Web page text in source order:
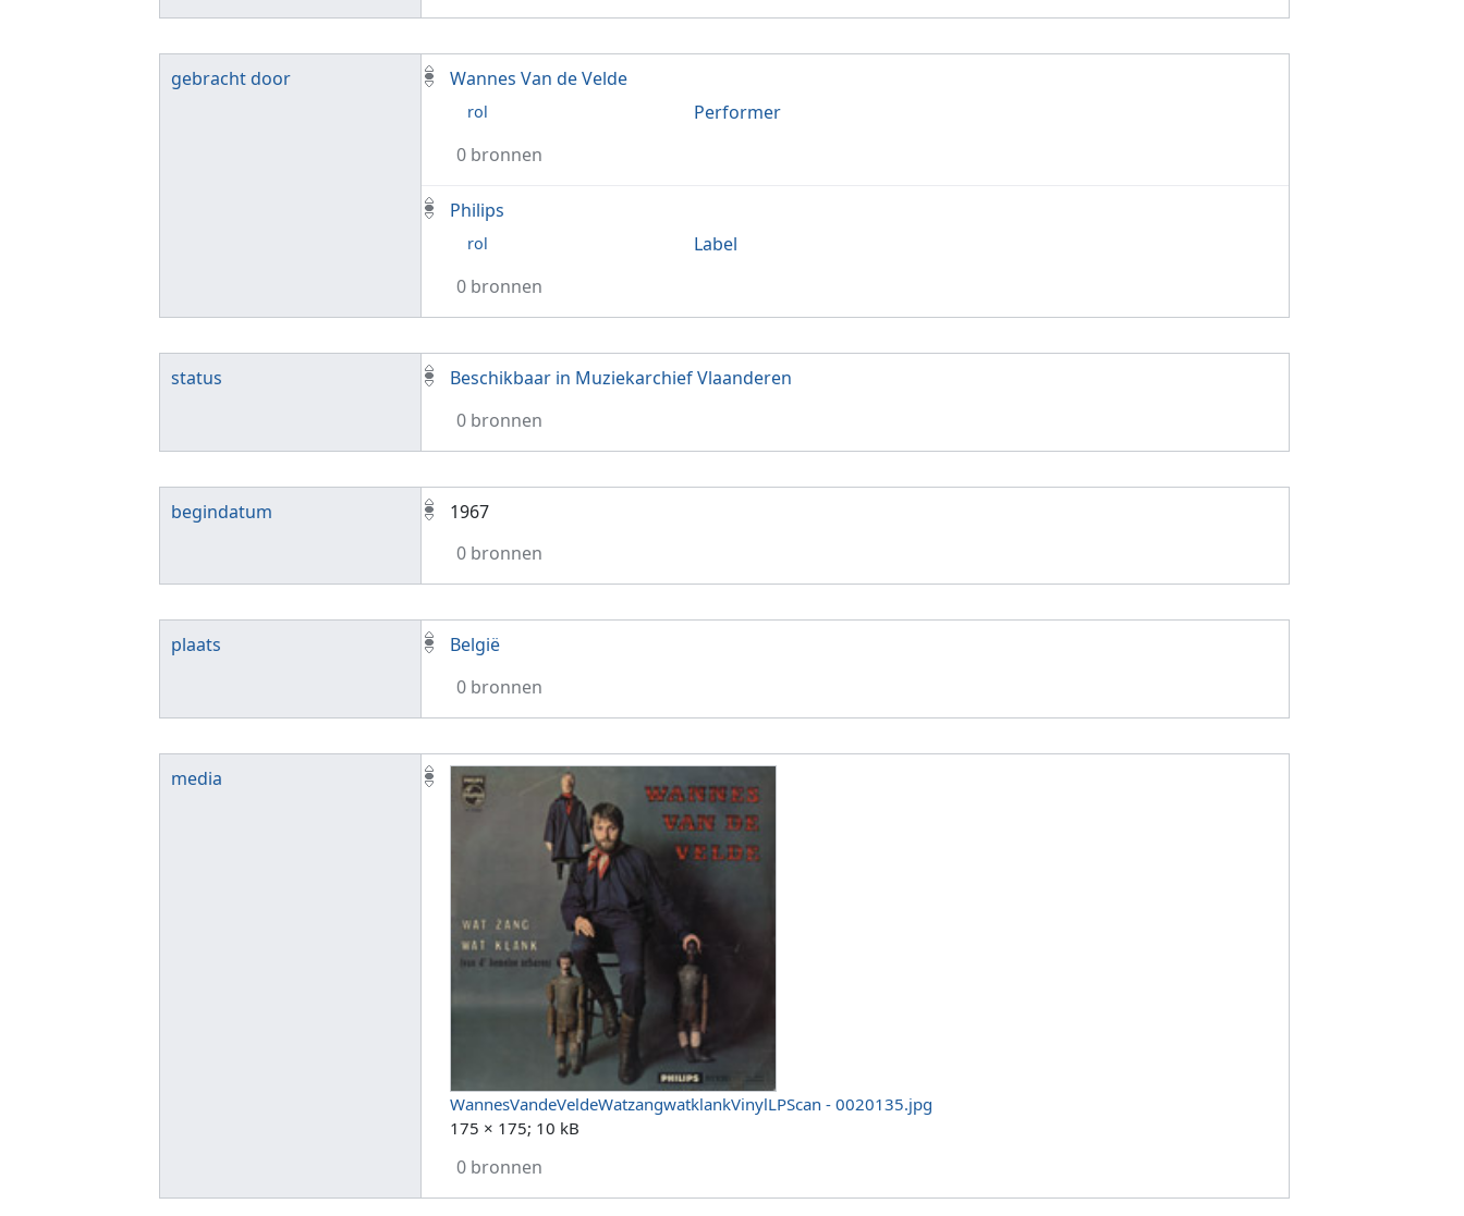
gebracht door Wannes Van de Velde
rol
Performer
0 bronnen
Philips
rol
Label
0 bronnen
status
Beschikbaar in Muziekarchief Vlaanderen
0 bronnen
begindatum
1967
0 bronnen
plaats
België
0 bronnen
media
WannesVandeVeldeWatzangwatklankVinylLPScan - 0020135.jpg
175 × 175; 10 kB
0 bronnen